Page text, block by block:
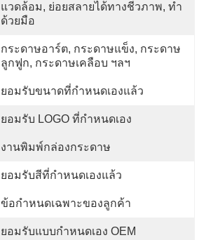
แวดล้อม, ย่อยสลายได้ทางชีวภาพ, ทำ
ด้วยมือ
กระดาษอาร์ต, กระดาษแข็ง, กระดาษ
ลูกฟูก, กระดาษเคลือบ ฯลฯ
ยอมรับขนาดที่กำหนดเองแล้ว
ยอมรับ LOGO ที่กําหนดเอง
งานพิมพ์กล่องกระดาษ
ยอมรับสีที่กำหนดเองแล้ว
ข้อกำหนดเฉพาะของลูกค้า
ยอมรับแบบกำหนดเอง OEM